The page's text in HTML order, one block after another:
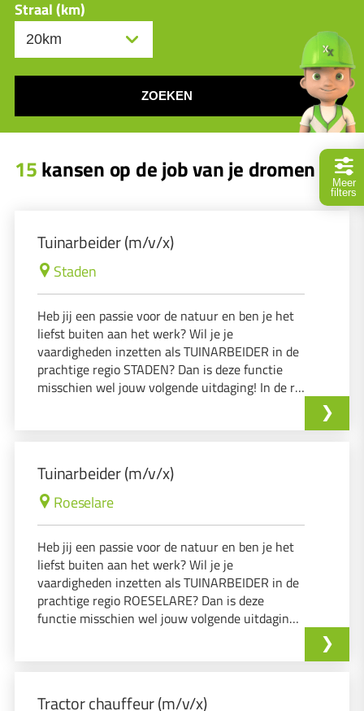
Straal (km)
ZOEKEN
Meer
filters
15kansen op de job van je dromen
Tuinarbeider (m/v/x)
Staden
Heb jij een passie voor de natuur en ben je het
liefst buiten aan het werk? Wil je je
vaardigheden inzetten als TUINARBEIDER in de
prachtige regio STADEN? Dan is deze functie
misschien wel jouw volgende uitdaging! In de rol
Tuinarbeider (m/v/x)
Roeselare
Heb jij een passie voor de natuur en ben je het
liefst buiten aan het werk? Wil je je
vaardigheden inzetten als TUINARBEIDER in de
prachtige regio ROESELARE? Dan is deze
functie misschien wel jouw volgende uitdaging!
Tractor chauffeur (m/v/x)